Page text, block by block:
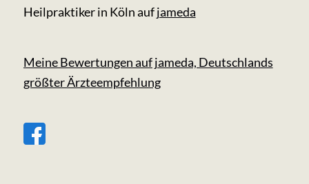
Heilpraktiker in Köln aufjameda
Meine Bewertungen auf jameda, Deutschlands
größter Ärzteempfehlung